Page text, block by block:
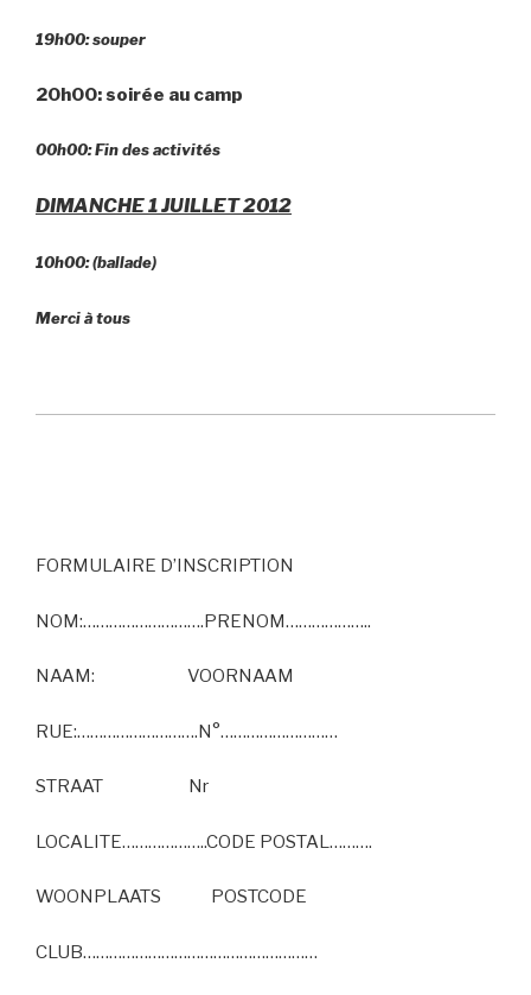
19h00: souper
20h00: soirée au camp
00h00: Fin des activités
DIMANCHE 1 JUILLET 2012
10h00: (ballade)
Merci à tous
FORMULAIRE D’INSCRIPTION
NOM:……………………….PRENOM………………..
NAAM: VOORNAAM
RUE:……………………….N°………………………
STRAAT Nr
LOCALITE………………..CODE POSTAL……….
WOONPLAATS POSTCODE
CLUB………………………………………………